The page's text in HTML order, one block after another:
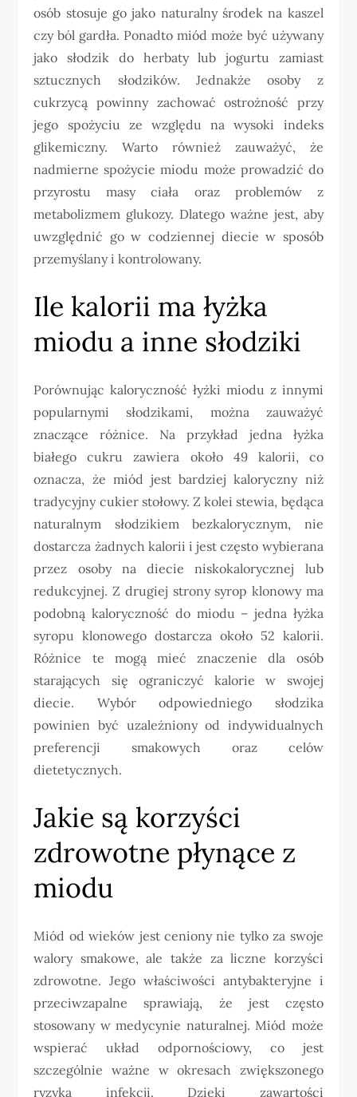
osób stosuje go jako naturalny środek na kaszel
czy ból gardła. Ponadto miód może być używany
jako słodzik do herbaty lub jogurtu zamiast
sztucznych słodzików. Jednakże osoby z
cukrzycą powinny zachować ostrożność przy
jego spożyciu ze względu na wysoki indeks
glikemiczny. Warto również zauważyć, że
nadmierne spożycie miodu może prowadzić do
przyrostu masy ciała oraz problemów z
metabolizmem glukozy. Dlatego ważne jest, aby
uwzględnić go w codziennej diecie w sposób
przemyślany i kontrolowany.
Ile kalorii ma łyżka
miodu a inne słodziki
Porównując kaloryczność łyżki miodu z innymi
popularnymi słodzikami, można zauważyć
znaczące różnice. Na przykład jedna łyżka
białego cukru zawiera około 49 kalorii, co
oznacza, że miód jest bardziej kaloryczny niż
tradycyjny cukier stołowy. Z kolei stewia, będąca
naturalnym słodzikiem bezkalorycznym, nie
dostarcza żadnych kalorii i jest często wybierana
przez osoby na diecie niskokalorycznej lub
redukcyjnej. Z drugiej strony syrop klonowy ma
podobną kaloryczność do miodu – jedna łyżka
syropu klonowego dostarcza około 52 kalorii.
Różnice te mogą mieć znaczenie dla osób
starających się ograniczyć kalorie w swojej
diecie. Wybór odpowiedniego słodzika
powinien być uzależniony od indywidualnych
preferencji smakowych oraz celów
dietetycznych.
Jakie są korzyści
zdrowotne płynące z
miodu
Miód od wieków jest ceniony nie tylko za swoje
walory smakowe, ale także za liczne korzyści
zdrowotne. Jego właściwości antybakteryjne i
przeciwzapalne sprawiają, że jest często
stosowany w medycynie naturalnej. Miód może
wspierać układ odpornościowy, co jest
szczególnie ważne w okresach zwiększonego
ryzyka infekcji. Dzięki zawartości